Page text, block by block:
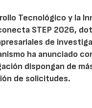
Tecnológico y la
STEP 2026,
de
ha anunciado
dispongan de
de solicitudes.